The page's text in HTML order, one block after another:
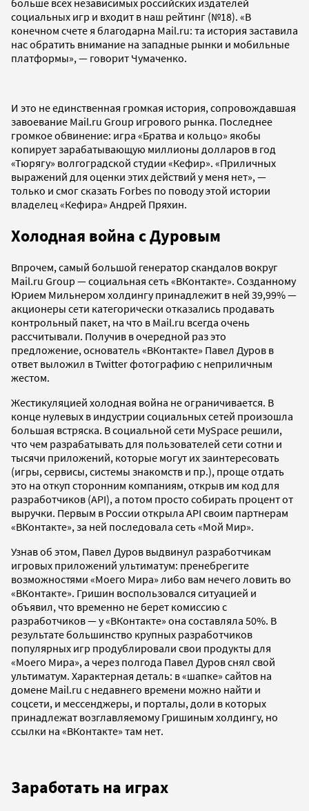
больше всех независимых российских издателей
социальных игр и входит в наш рейтинг (№18). «В
конечном счете я благодарна Mail.ru: та история заставила
нас обратить внимание на западные рынки и мобильные
платформы», — говорит Чумаченко.
И это не единственная громкая история, сопровождавшая
завоевание Mail.ru Group игрового рынка. Последнее
громкое обвинение: игра «Братва и кольцо» якобы
копирует зарабатывающую миллионы долларов в год
«Тюрягу» волгоградской студии «Кефир». «Приличных
выражений для оценки этих действий у меня нет», —
только и смог сказать Forbes по поводу этой истории
владелец «Кефира» Андрей Пряхин.
Холодная война с Дуровым
Впрочем, самый большой генератор скандалов вокруг
Mail.ru Group — социальная сеть «ВКонтакте». Созданному
Юрием Мильнером холдингу принадлежит в ней 39,99% —
акционеры сети категорически отказались продавать
контрольный пакет, на что в Mail.ru всегда очень
рассчитывали. Получив в очередной раз это
предложение, основатель «ВКонтакте» Павел Дуров в
ответ выложил в Twitter фотографию с неприличным
жестом.
Жестикуляцией холодная война не ограничивается. В
конце нулевых в индустрии социальных сетей произошла
большая встряска. В социальной сети MySpace решили,
что чем разрабатывать для пользователей сети сотни и
тысячи приложений, которые могут их заинтересовать
(игры, сервисы, системы знакомств и пр.), проще отдать
это на откуп сторонним компаниям, открыв им код для
разработчиков (API), а потом просто собирать процент от
выручки. Первым в России открыла API своим партнерам
«ВКонтакте», за ней последовала сеть «Мой Мир».
Узнав об этом, Павел Дуров выдвинул разработчикам
игровых приложений ультиматум: пренебрегите
возможностями «Моего Мира» либо вам нечего ловить во
«ВКонтакте». Гришин воспользовался ситуацией и
объявил, что временно не берет комиссию с
разработчиков — у «ВКонтакте» она составляла 50%. В
результате большинство крупных разработчиков
популярных игр продублировали свои продукты для
«Моего Мира», а через полгода Павел Дуров снял свой
ультиматум. Характерная деталь: в «шапке» сайтов на
домене Mail.ru с недавнего времени можно найти и
соцсети, и мессенджеры, и порталы, доли в которых
принадлежат возглавляемому Гришиным холдингу, но
ссылки на «ВКонтакте» там нет.
Заработать на играх